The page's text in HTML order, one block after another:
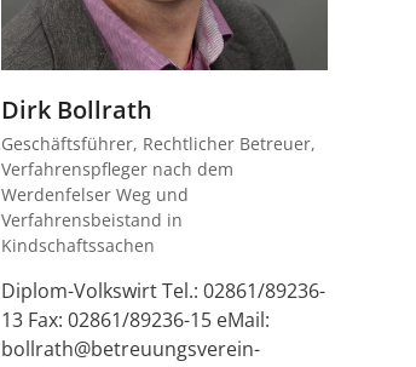
Dirk Bollrath
Geschäftsführer, Rechtlicher Betreuer,
Verfahrenspfleger nach dem
Werdenfelser Weg und
Verfahrensbeistand in
Kindschaftssachen
Diplom-Volkswirt Tel.: 02861/89236-
13 Fax: 02861/89236-15 eMail:
bollrath@betreuungsverein-